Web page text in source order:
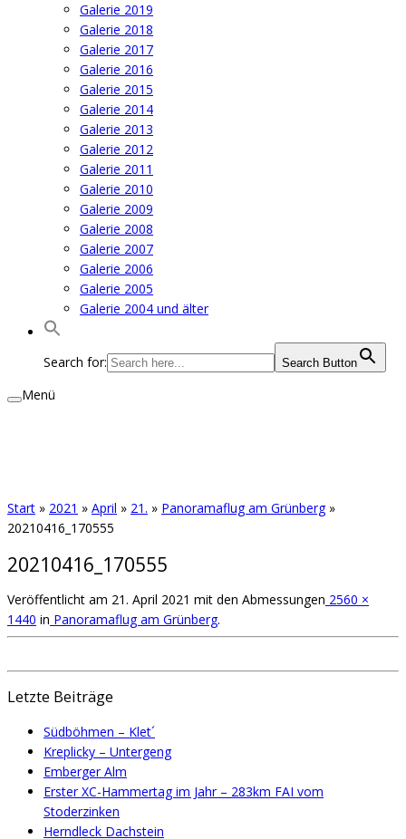
Galerie 2019
Galerie 2018
Galerie 2017
Galerie 2016
Galerie 2015
Galerie 2014
Galerie 2013
Galerie 2012
Galerie 2011
Galerie 2010
Galerie 2009
Galerie 2008
Galerie 2007
Galerie 2006
Galerie 2005
Galerie 2004 und älter
Search for: Search Button
Menü
Start » 2021 » April » 21. » Panoramaflug am Grünberg »
20210416_170555
20210416_170555
Veröffentlicht am 21. April 2021 mit den Abmessungen 2560 ×
1440 in Panoramaflug am Grünberg.
Letzte Beiträge
Südböhmen – Klet´
Kreplicky – Untergeng
Emberger Alm
Erster XC-Hammertag im Jahr – 283km FAI vom
Stoderzinken
Herndleck Dachstein